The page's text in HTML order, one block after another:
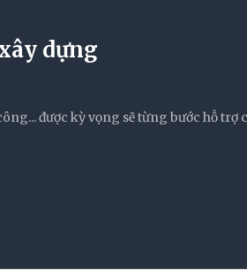
dựng
được kỳ vọng sẽ từng bước hỗ trợ